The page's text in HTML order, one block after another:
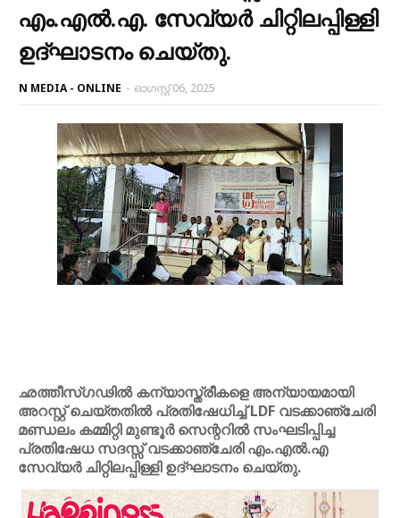
എം.എൽ.എ. സേവ്യർ ചിറ്റിലപ്പിള്ളി
ഉദ്‌ഘാടനം ചെയ്തു.
N MEDIA - ONLINE - ഓഗസ്റ്റ് 06, 2025
ഛത്തീസ്ഗഢിൽ കന്യാസ്ത്രീകളെ അന്യായമായി
അറസ്റ്റ് ചെയ്തതിൽ പ്രതിഷേധിച്ച് LDF വടക്കാഞ്ചേരി
മണ്ഡലം കമ്മിറ്റി മുണ്ടൂർ സെന്ററിൽ സംഘടിപ്പിച്ച
പ്രതിഷേധ സദസ്സ് വടക്കാഞ്ചേരി എം.എൽ.എ
സേവ്യർ ചിറ്റിലപ്പിള്ളി ഉദ്ഘാടനം ചെയ്തു.